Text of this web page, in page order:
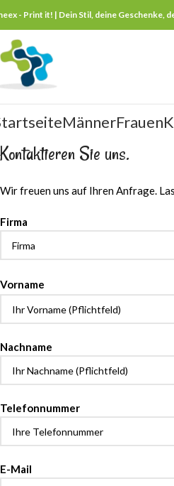
- Print it! | Dein Stil, deine Geschenke,
MännerFrauen
Kontaktieren Sie uns.
Wir freuen uns auf Ihren Anfrage.
Firma
leave
this
field
Vorname
field
empty.
Nachname
Telefonnummer
E-Mail